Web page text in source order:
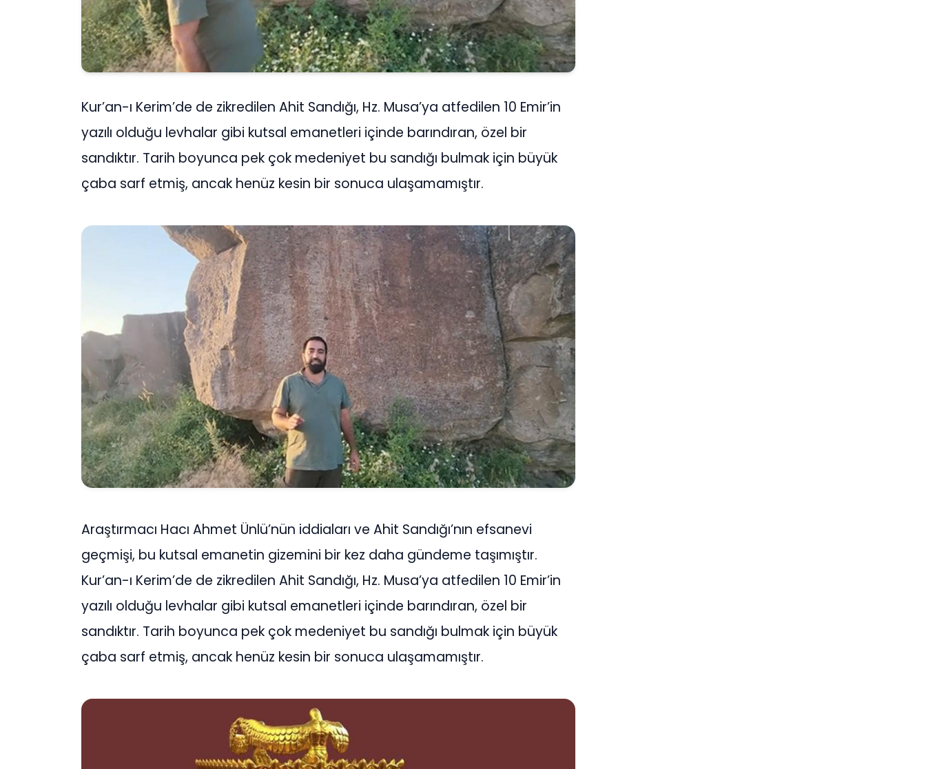
Kur’an-ı Kerim’de de zikredilen Ahit Sandığı, Hz. Musa’ya atfedilen 10 Emir’in
yazılı olduğu levhalar gibi kutsal emanetleri içinde barındıran, özel bir
sandıktır. Tarih boyunca pek çok medeniyet bu sandığı bulmak için büyük
çaba sarf etmiş, ancak henüz kesin bir sonuca ulaşamamıştır.
Araştırmacı Hacı Ahmet Ünlü’nün iddiaları ve Ahit Sandığı’nın efsanevi
geçmişi, bu kutsal emanetin gizemini bir kez daha gündeme taşımıştır.
Kur’an-ı Kerim’de de zikredilen Ahit Sandığı, Hz. Musa’ya atfedilen 10 Emir’in
yazılı olduğu levhalar gibi kutsal emanetleri içinde barındıran, özel bir
sandıktır. Tarih boyunca pek çok medeniyet bu sandığı bulmak için büyük
çaba sarf etmiş, ancak henüz kesin bir sonuca ulaşamamıştır.